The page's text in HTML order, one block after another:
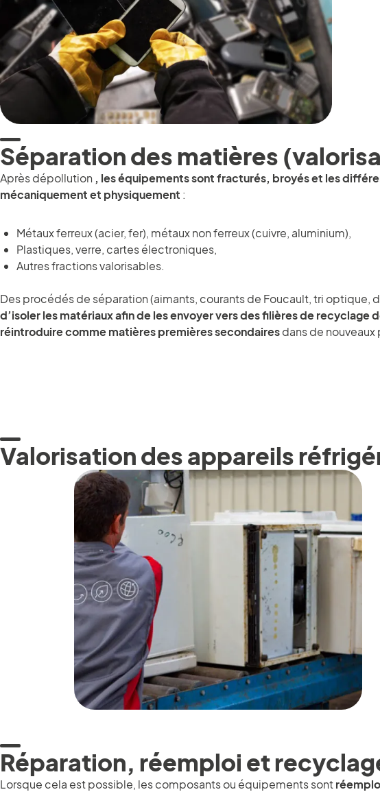
Séparation des matières
Après dépollution , les équipements sont fracturés, broyés et les
mécaniquement et physiquement :
Métaux ferreux (acier, fer), métaux non ferreux (cuivre, aluminium),
Plastiques, verre, cartes électroniques,
Autres fractions valorisables.
Des procédés de séparation (aimants, courants de Foucault, tri optique,
d’isoler les matériaux afin de les envoyer vers des filières de recyclage
réintroduire comme matières premières secondairesdans de nouveaux
Valorisation des appareils
Réparation, réemploi et
Lorsque cela est possible, les composants ou équipements sont